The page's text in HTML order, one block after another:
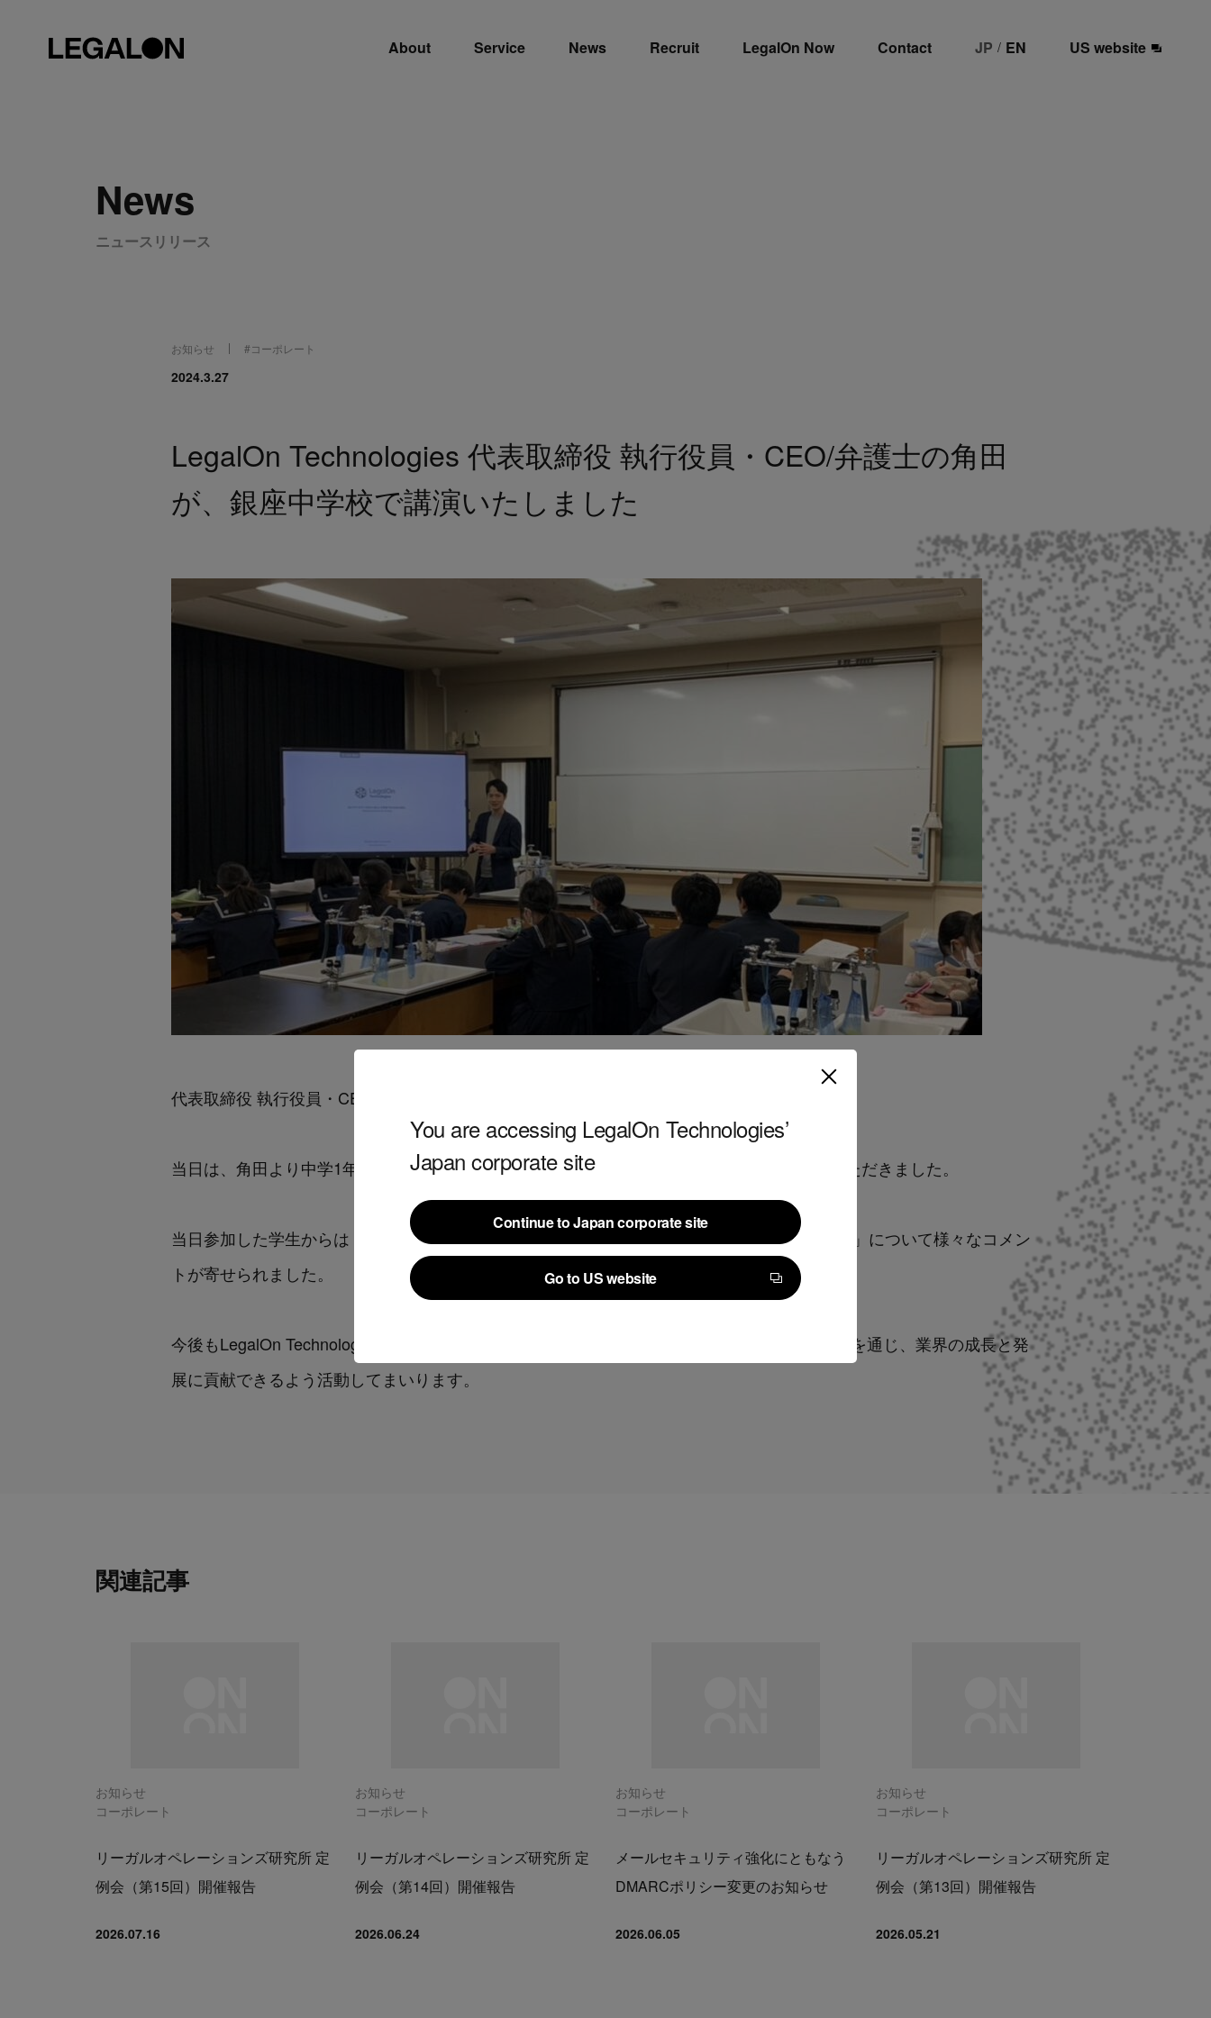
About Service News Recruit LegalOn Now Contact JP / EN US website
You are accessing LegalOn Technologies’
Japan corporate site
Continue to Japan corporate site
Continue to Japan corporate site
Go to US website
Go to US website
News
ニュースリリース
お知らせ #コーポレート
2024.3.27
LegalOn Technologies 代表取締役 執行役員・CEO/弁護士の角田
が、銀座中学校で講演いたしました
代表取締役 執行役員・CEO/弁護士の角田が、銀座中学校で講演をいたしました。
当日は、角田より中学1年生向けに契約や企業法務、弁護士の仕事についてお話しをさせていただきました。
当日参加した学生からは「弁護士という資格を持ちながら起業をした経験」や「契約の難しさ」について様々なコメン
トが寄せられました。
今後もLegalOn Technologiesは、リーガルテックのリーディングカンパニーとして、教育の場を通じ、業界の成長と発
展に貢献できるよう活動してまいります。
関連記事
お知らせ
コーポレート
リーガルオペレーションズ研究所 定
例会（第15回）開催報告
2026.07.16
お知らせ
コーポレート
リーガルオペレーションズ研究所 定
例会（第14回）開催報告
2026.06.24
お知らせ
コーポレート
メールセキュリティ強化にともなう
DMARCポリシー変更のお知らせ
2026.06.05
お知らせ
コーポレート
リーガルオペレーションズ研究所 定
例会（第13回）開催報告
2026.05.21